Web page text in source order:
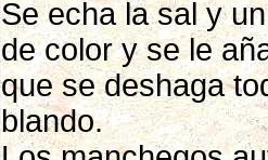
Se echa la sal y
de color y se le
que se deshaga
blando.